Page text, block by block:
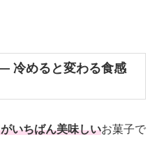
冷めると変わる食感
いちばん美味しいお菓子で